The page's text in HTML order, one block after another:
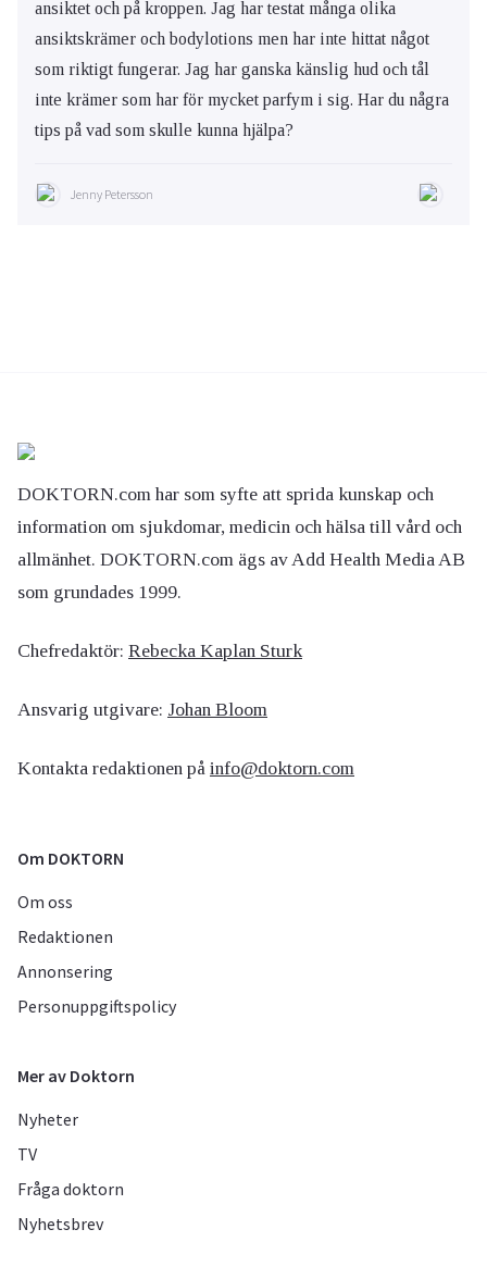
ansiktet och på kroppen. Jag har testat många olika
ansiktskrämer och bodylotions men har inte hittat något
som riktigt fungerar. Jag har ganska känslig hud och tål
inte krämer som har för mycket parfym i sig. Har du några
tips på vad som skulle kunna hjälpa?
Jenny Petersson
DOKTORN.com har som syfte att sprida kunskap och
information om sjukdomar, medicin och hälsa till vård och
allmänhet. DOKTORN.com ägs av Add Health Media AB
som grundades 1999.
Chefredaktör: Rebecka Kaplan Sturk
Ansvarig utgivare: Johan Bloom
Kontakta redaktionen på info@doktorn.com
Om DOKTORN
Om oss
Redaktionen
Annonsering
Personuppgiftspolicy
Mer av Doktorn
Nyheter
TV
Fråga doktorn
Nyhetsbrev